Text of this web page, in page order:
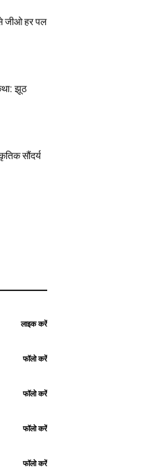
जीओ हर पल
झूठ
सौंदर्य
लाइक करें
फॉलो करें
फॉलो करें
फॉलो करें
फॉलो करें